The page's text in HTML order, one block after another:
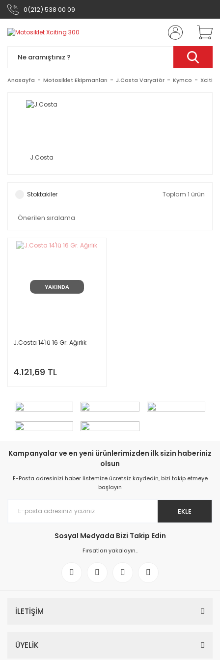
0(212) 538 00 09
Anasayfa Motosiklet Ekipmanları J.Costa Varyatör Kymco
J.Costa
Stoktakiler Toplam 1 ürün
YAKINDA
J.Costa 14'lü 16 Gr. Ağırlık
4.121,69 TL
Kampanyalar ve en yeni ürünlerimizden ilk sizin haberiniz
olsun
E-Posta adresinizi haber listemize ücretsiz kaydedin, bizi takip etmeye
başlayın
EKLE
Sosyal Medyada Bizi Takip Edin
Fırsatları yakalayın..
İLETİŞİM
ÜYELİK